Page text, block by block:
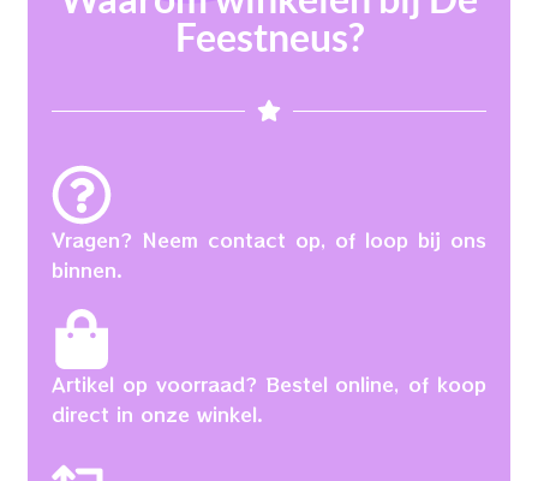
Feestneus?
Vragen? Neem contact op, of loop bij ons
binnen.
Artikel op voorraad? Bestel online, of koop
direct in onze winkel.